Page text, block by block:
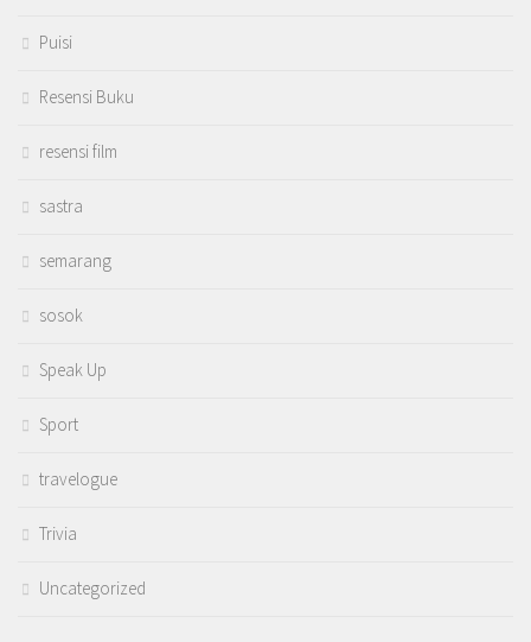
Puisi
Resensi Buku
resensi film
sastra
semarang
sosok
Speak Up
Sport
travelogue
Trivia
Uncategorized